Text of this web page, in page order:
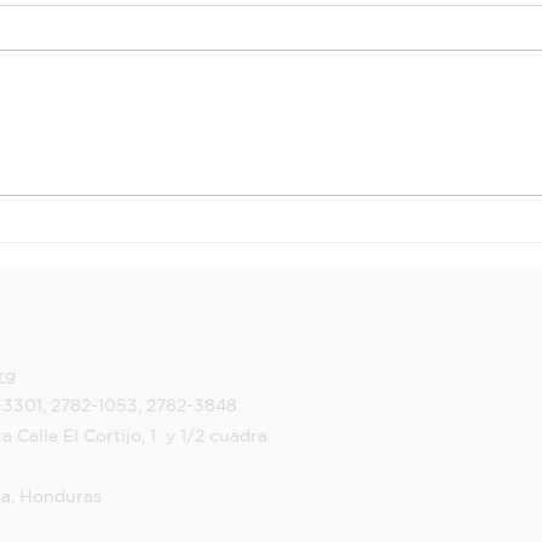
Realiza
2782-1053, 2782-3848
Calle El Cortijo, 1 y 1/2 cuadra
Honduras